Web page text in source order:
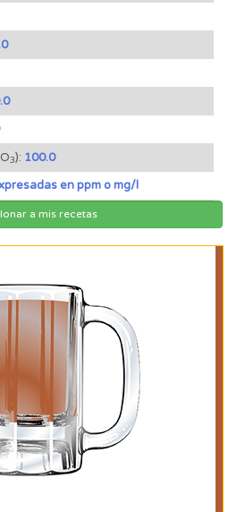
3): 100.0
en ppm o mg/l
a mis recetas